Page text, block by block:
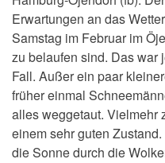
Erwartungen an das
Samstag im Februar im
zu belaufen sind. Das war
Fall. Außer ein paar
früher einmal
alles weggetaut. Vielmehr
einem sehr guten
die Sonne durch die